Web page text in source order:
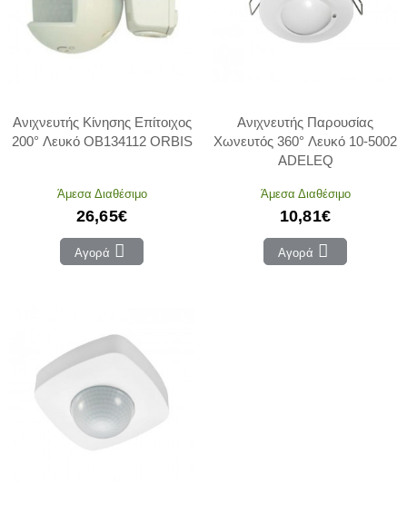
Ανιχνευτής Κίνησης Επίτοιχος
200° Λευκό OB134112 ORBIS
Άμεσα Διαθέσιμο
26,65€
Αγορά
Ανιχνευτής Παρουσίας
Χωνευτός 360° Λευκό 10-5002
ADELEQ
Άμεσα Διαθέσιμο
10,81€
Αγορά